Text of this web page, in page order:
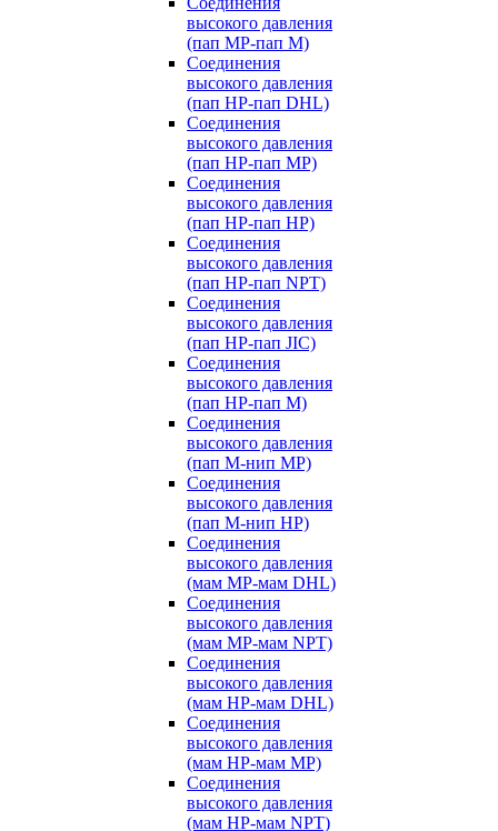
высокого давления
(пап MP-пап M)
Соединения
высокого давления
(пап HP-пап DHL)
Соединения
высокого давления
(пап HP-пап MP)
Соединения
высокого давления
(пап HP-пап HP)
Соединения
высокого давления
(пап HP-пап NPT)
Соединения
высокого давления
(пап HP-пап JIC)
Соединения
высокого давления
(пап HP-пап M)
Соединения
высокого давления
(пап M-нип MP)
Соединения
высокого давления
(пап M-нип HP)
Соединения
высокого давления
(мам MP-мам DHL)
Соединения
высокого давления
(мам MP-мам NPT)
Соединения
высокого давления
(мам HP-мам DHL)
Соединения
высокого давления
(мам HP-мам MP)
Соединения
высокого давления
(мам HP-мам NPT)